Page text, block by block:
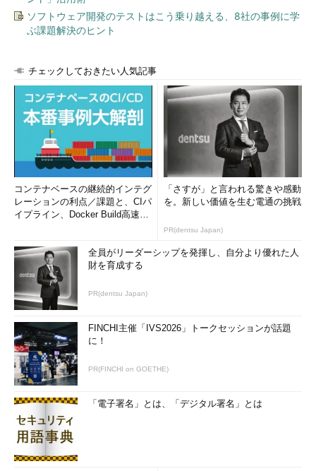
ソフトウェア開発のテストはこう乗り越える、8社の事例に学
ぶ課題解決のヒント
チェックしておきたい人気記事
コンテナベースの継続的インテグ
レーションの利点／課題と、CIパ
イプライン、Docker Build高速化
「さすが」と言われる驚きや感動
を。新しい価値を生む電通の挑戦
PR(dentsu Japan)
全員がリーダーシップを発揮し、自分より優れた人
財を育成する
PR(dentsu Japan)
FINCHI主催「IVS2026」トークセッションが話題
に！
PR(FINCHI on GOETHE)
「電子署名」とは、「デジタル署名」とは